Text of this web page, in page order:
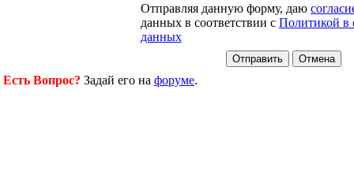
Отправляя данную форму, даю
данных в соответствии с Политикой в
данных
Есть Вопрос? Задай его на форуме.